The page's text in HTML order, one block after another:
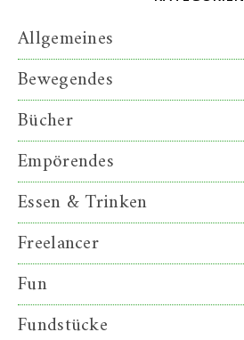
Allgemeines
Bewegendes
Bücher
Empörendes
Essen & Trinken
Freelancer
Fun
Fundstücke